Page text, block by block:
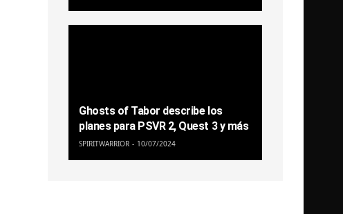
Ghosts of Tabor describe los
planes para PSVR 2, Quest 3 y más
SPIRITWARRIOR 10/07/2024